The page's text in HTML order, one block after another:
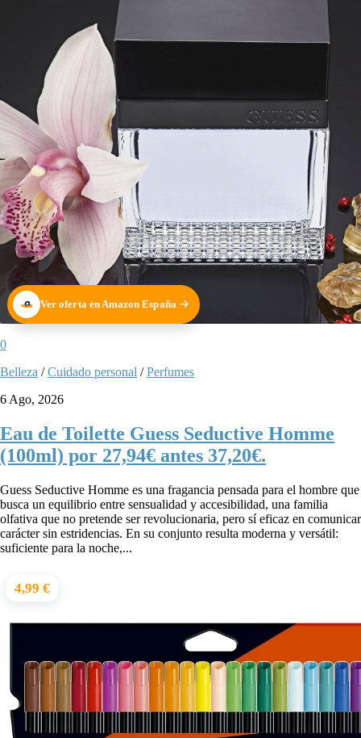
Ver oferta en Amazon España
0
Belleza /Cuidado personal /Perfumes
6 Ago, 2026
Eau de Toilette Guess Seductive Homme
(100ml) por 27,94€ antes 37,20€.
Guess Seductive Homme es una fragancia pensada para el hombre que
busca un equilibrio entre sensualidad y accesibilidad, una familia
olfativa que no pretende ser revolucionaria, pero sí eficaz en comunicar
carácter sin estridencias. En su conjunto resulta moderna y versátil:
suficiente para la noche,...
4,99 €